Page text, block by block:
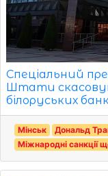
Спеціальний
Штати
білоруських
Мінськ
Дональд
Міжнародні санкції